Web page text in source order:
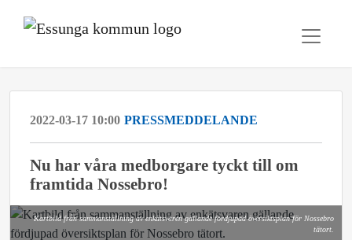
2022-03-17 10:00 PRESSMEDDELANDE
Nu har våra medborgare tyckt till om
framtida Nossebro!
Kartbild från sammanställning av enkätsvaren gällande fördjupad översiktsplan för Nossebro
tätort.